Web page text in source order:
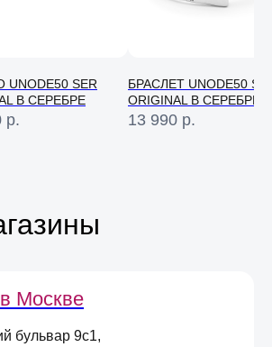
SER
В СЕРЕБРЕ
р.
БРАСЛЕТ UNODE50
ORIGINAL В СЕРЕБРЕ
13 990 р.
в Москве
бульвар 9с1,
5%
заказ